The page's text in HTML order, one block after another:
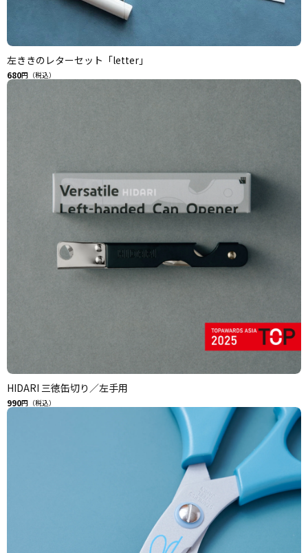
左ききのレターセット「letter」
680円（税込）
HIDARI 三徳缶切り／左手用
990円（税込）